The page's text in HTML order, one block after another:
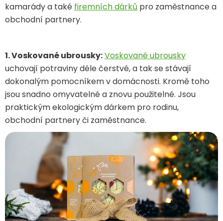
kamarády a také firemních dárků pro zaměstnance a
obchodní partnery.
1. Voskované ubrousky:Voskované ubrousky
uchovají potraviny déle čerstvé, a tak se stávají
dokonalým pomocníkem v domácnosti. Kromě toho
jsou snadno omyvatelné a znovu použitelné. Jsou
praktickým ekologickým dárkem pro rodinu,
obchodní partnery či zaměstnance.